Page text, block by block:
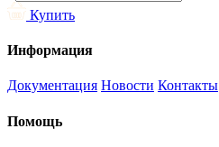
Купить
Информация
Документация Новости Контакты
Помощь